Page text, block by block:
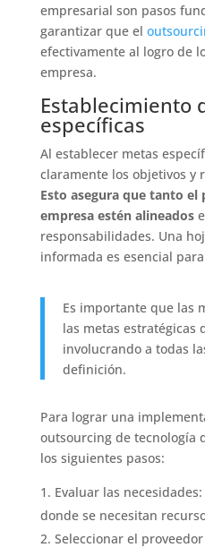
empresarial son pasos
garantizar que el
efectivamente al logro de
empresa.
Establecimiento
específicas
Al establecer metas
claramente los objetivos y
Esto asegura que tanto
empresa estén alineados
responsabilidades. Una
informada es esencial
Es importante que las
las metas estratégicas
involucrando a todas
definición.
Para lograr una
outsourcing de tecnología
los siguientes pasos:
Evaluar las
donde se necesitan
Seleccionar el